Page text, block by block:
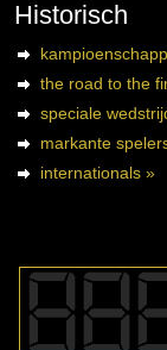
Historisch
the road to the
speciale
markante
internationals »